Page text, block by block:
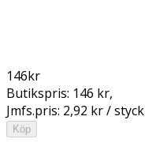
146kr
Butikspris: 146 kr,
Jmfs.pris: 2,92 kr / styck
Köp